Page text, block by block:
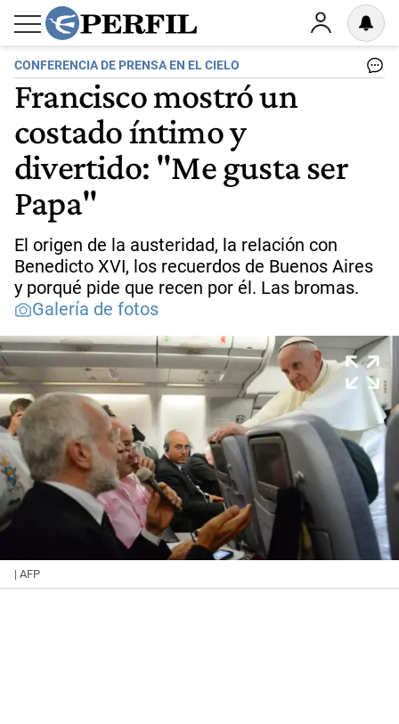
CONFERENCIA DE PRENSA EN EL CIELO
Francisco mostró un
costado íntimo y
divertido: "Me gusta ser
Papa"
El origen de la austeridad, la relación con
Benedicto XVI, los recuerdos de Buenos Aires
y porqué pide que recen por él. Las bromas.
Galería de fotos
| AFP